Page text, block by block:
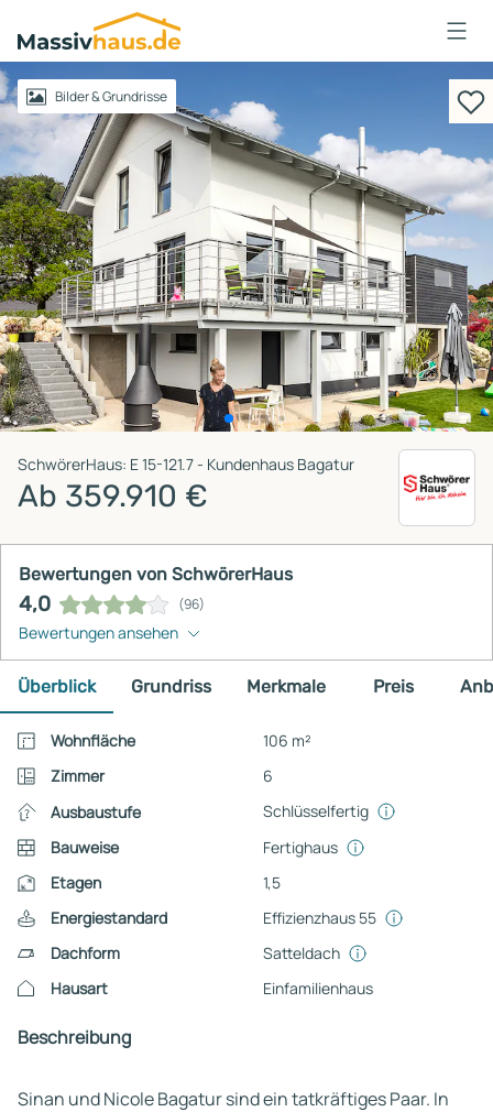
Massivhaus
Logo
AnmeldenBilder & Grundrisse
SchwörerHaus: E 15-121.7 - Kundenhaus Bagatur
Ab 359.910 €
Bewertungen von SchwörerHaus
4,0 (96)
Bewertungen ansehen
Überblick Grundriss Merkmale Preis
Wohnfläche
106 m²
Zimmer
6
Ausbaustufe
Schlüsselfertig
Bauweise
Fertighaus
Etagen
1,5
Energiestandard
Effizienzhaus 55
Dachform
Satteldach
Hausart
Einfamilienhaus
Beschreibung
Sinan und Nicole Bagatur sind ein tatkräftiges Paar. In